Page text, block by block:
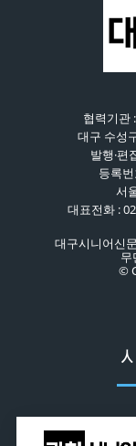
협력기관
대구 수성
발행·편
등록
서
대표전화 :
대구시니어신
무
©